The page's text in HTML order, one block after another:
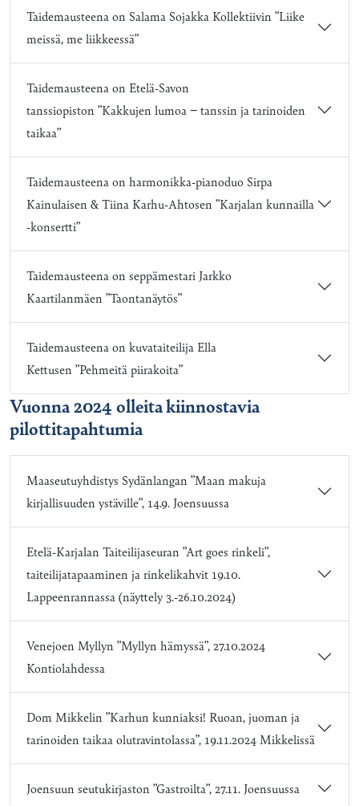
Taidemausteena on Salama Sojakka Kollektiivin ”Liike
meissä, me liikkeessä”
Taidemausteena on Etelä-Savon
tanssiopiston ”Kakkujen lumoa − tanssin ja tarinoiden
taikaa”
Taidemausteena on harmonikka-pianoduo Sirpa
Kainulaisen & Tiina Karhu-Ahtosen ”Karjalan kunnailla
-konsertti”
Taidemausteena on seppämestari Jarkko
Kaartilanmäen ”Taontanäytös”
Taidemausteena on kuvataiteilija Ella
Kettusen ”Pehmeitä piirakoita”
Vuonna 2024 olleita kiinnostavia
pilottitapahtumia
Maaseutuyhdistys Sydänlangan ”Maan makuja
kirjallisuuden ystäville”, 14.9. Joensuussa
Etelä-Karjalan Taiteilijaseuran ”Art goes rinkeli”,
taiteilijatapaaminen ja rinkelikahvit 19.10.
Lappeenrannassa (näyttely 3.-26.10.2024)
Venejoen Myllyn ”Myllyn hämyssä”, 27.10.2024
Kontiolahdessa
Dom Mikkelin ”Karhun kunniaksi! Ruoan, juoman ja
tarinoiden taikaa olutravintolassa”, 19.11.2024 Mikkelissä
Joensuun seutukirjaston ”Gastroilta”, 27.11. Joensuussa